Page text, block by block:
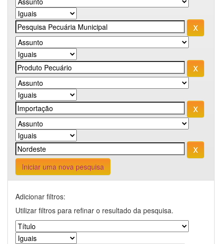
Iniciar uma nova pesquisa
Adicionar filtros:
Utilizar filtros para refinar o resultado da pesquisa.